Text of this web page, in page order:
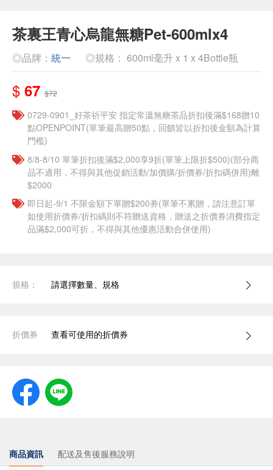
茶裏王青心烏龍無糖Pet-600mlx4
◎品牌： 統一 ◎規格： 600ml毫升 x 1 x 4Bottle瓶
$ 67 $72
​​0729-0901_好茶祈平安 指定常溫無糖茶品折扣後滿$168贈10
點OPENPOINT(單筆最高贈50點，回饋皆以折扣後金額為計算
門檻)
8/8-8/10 單筆折扣後滿$2,000享9折(單筆上限折$500)(部分商
品不適用，不得與其他促銷活動/加價購/折價券/折扣碼併用)離
$2000
即日起-9/1 不限金額下單贈$200券(單筆不累贈，請注意訂單
如使用折價券/折扣碼則不符贈送資格，贈送之折價券消費指定
品滿$2,000可折，不得與其他優惠活動合併使用)
規格： 請選擇數量、規格
折價券 查看可使用的折價券
商品資訊 配送及售後服務說明